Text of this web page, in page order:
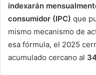
indexarán
consumidor (IPC) que
mismo mecanismo de
esa fórmula, el 2025
acumulado cercano al